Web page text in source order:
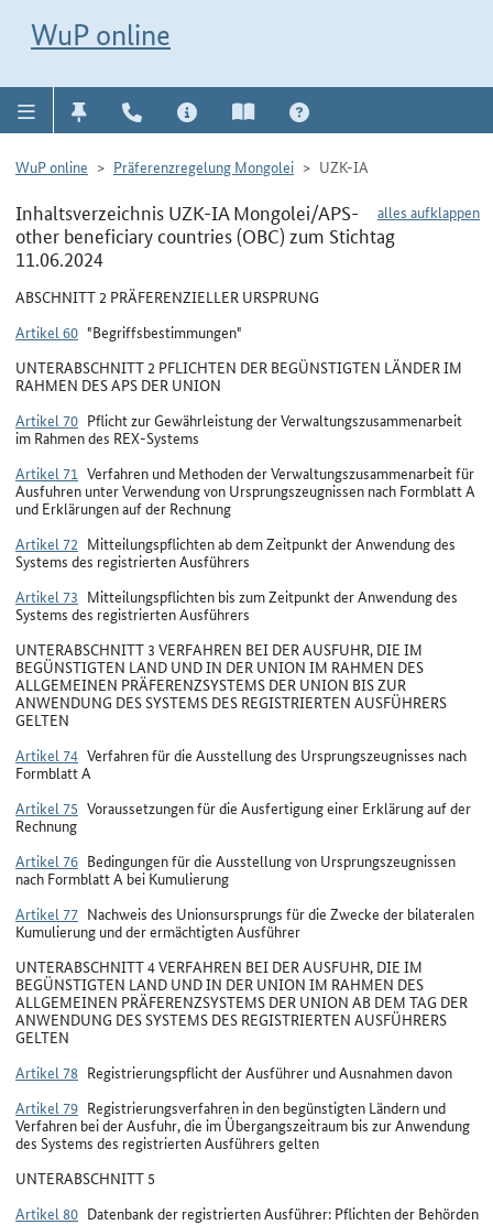
WuP online
WuP online Präferenzregelung Mongolei UZK-IA
alles aufklappen
Inhaltsverzeichnis UZK-IA Mongolei/APS-
other beneficiary countries (OBC) zum Stichtag
11.06.2024
ABSCHNITT 2 PRÄFERENZIELLER URSPRUNG
Artikel 60 "Begriffsbestimmungen"
UNTERABSCHNITT 2 PFLICHTEN DER BEGÜNSTIGTEN LÄNDER IM
RAHMEN DES APS DER UNION
Artikel 70 Pflicht zur Gewährleistung der Verwaltungszusammenarbeit
im Rahmen des REX-Systems
Artikel 71 Verfahren und Methoden der Verwaltungszusammenarbeit für
Ausfuhren unter Verwendung von Ursprungszeugnissen nach Formblatt A
und Erklärungen auf der Rechnung
Artikel 72 Mitteilungspflichten ab dem Zeitpunkt der Anwendung des
Systems des registrierten Ausführers
Artikel 73 Mitteilungspflichten bis zum Zeitpunkt der Anwendung des
Systems des registrierten Ausführers
UNTERABSCHNITT 3 VERFAHREN BEI DER AUSFUHR, DIE IM
BEGÜNSTIGTEN LAND UND IN DER UNION IM RAHMEN DES
ALLGEMEINEN PRÄFERENZSYSTEMS DER UNION BIS ZUR
ANWENDUNG DES SYSTEMS DES REGISTRIERTEN AUSFÜHRERS
GELTEN
Artikel 74 Verfahren für die Ausstellung des Ursprungszeugnisses nach
Formblatt A
Artikel 75 Voraussetzungen für die Ausfertigung einer Erklärung auf der
Rechnung
Artikel 76 Bedingungen für die Ausstellung von Ursprungszeugnissen
nach Formblatt A bei Kumulierung
Artikel 77 Nachweis des Unionsursprungs für die Zwecke der bilateralen
Kumulierung und der ermächtigten Ausführer
UNTERABSCHNITT 4 VERFAHREN BEI DER AUSFUHR, DIE IM
BEGÜNSTIGTEN LAND UND IN DER UNION IM RAHMEN DES
ALLGEMEINEN PRÄFERENZSYSTEMS DER UNION AB DEM TAG DER
ANWENDUNG DES SYSTEMS DES REGISTRIERTEN AUSFÜHRERS
GELTEN
Artikel 78 Registrierungspflicht der Ausführer und Ausnahmen davon
Artikel 79 Registrierungsverfahren in den begünstigten Ländern und
Verfahren bei der Ausfuhr, die im Übergangszeitraum bis zur Anwendung
des Systems des registrierten Ausführers gelten
UNTERABSCHNITT 5
Artikel 80 Datenbank der registrierten Ausführer: Pflichten der Behörden